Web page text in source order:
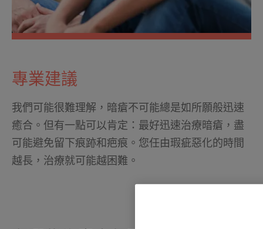
專業建議
我們可能很難理解，暗瘡不可能總是如所願般迅速
癒合。但有一點可以肯定：最好迅速治療暗瘡，盡
可能避免留下痕跡和疤痕。您任由瑕疵惡化的時間
越長，治療就可能越困難。